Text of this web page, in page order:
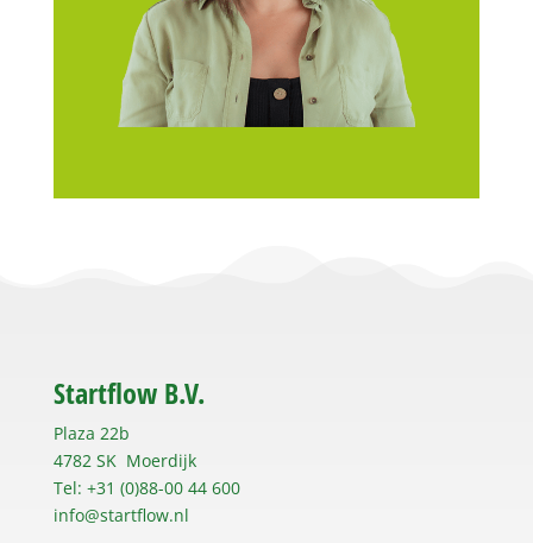
Startflow B.V.
Plaza 22b
4782 SK Moerdijk
Tel: +31 (0)88-00 44 600
info@startflow.nl